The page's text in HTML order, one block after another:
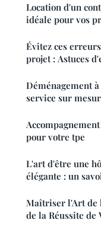
Location d'un
idéale pour vos
Évitez ces
projet : Astuces
Déménagement
service sur
pour votre tpe
L'art d'être une
élégante : un
Maîtriser l'Art de
de la Réussite